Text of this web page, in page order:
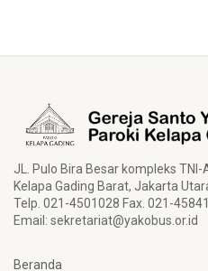
JL. Pulo Bira Besar kompleks TNI-
Kelapa Gading Barat, Jakarta
Telp. 021-4501028 Fax. 021-
Email: sekretariat@yakobus.or.id
Beranda